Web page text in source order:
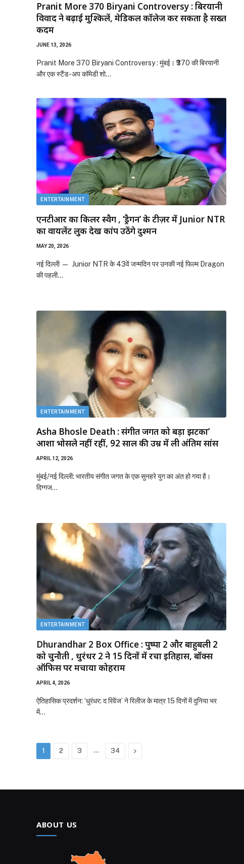
Pranit More 370 Biryani Controversy : बिरयानी
विवाद ने बढ़ाई मुश्किलें, मेडिकल कॉलेज कर सकता है सख्त
कदम
JUNE 13, 2026
Pranit More 370 Biryani Controversy : मुंबई। ₹370 की बिरयानी
और एक स्टैंड-अप कॉमेडी शो…
ENTERTAINMENT
एनटीआर का किलर स्वैग , ‘ड्रैगन’ के टीज़र में Junior NTR
का वायलेंट लुक देख कांप उठेंगे दुश्मन
MAY 20, 2026
नई दिल्ली — Junior NTR के 43वें जन्मदिन पर उनकी नई फिल्म Dragon
की पहली…
ENTERTAINMENT
Asha Bhosle Death : संगीत जगत को बड़ा झटका’
आशा भोसले नहीं रहीं, 92 साल की उम्र में ली अंतिम सांस
APRIL 12, 2026
मुंबई/नई दिल्ली: भारतीय संगीत जगत के एक सुनहरे युग का अंत हो गया है।
दिग्गज…
ENTERTAINMENT
Dhurandhar 2 Box Office : पुष्पा 2 और बाहुबली 2
को चुनौती , धुरंधर 2 ने 15 दिनों में रचा इतिहास, बॉक्स
ऑफिस पर मचाया कोहराम
APRIL 4, 2026
ऐतिहासिक प्रदर्शन: ‘धुरंधर: द रिवेंज’ ने रिलीज के मात्र 15 दिनों में दुनिया भर
में…
1 2 3 … 34 Next
ABOUT US